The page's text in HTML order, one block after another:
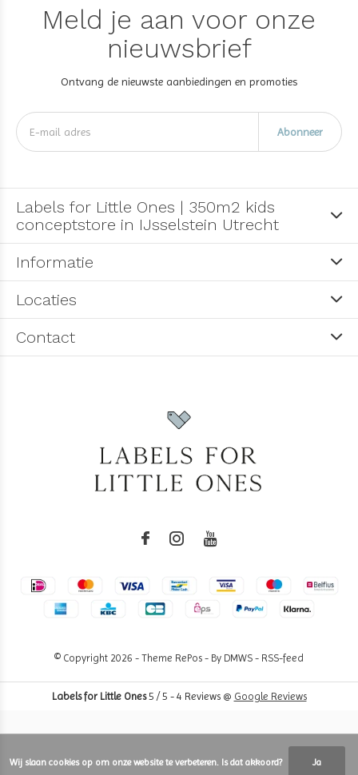
Meld je aan voor onze
nieuwsbrief
Ontvang de nieuwste aanbiedingen en promoties
Abonneer
Labels for Little Ones | 350m2 kids
conceptstore in IJsselstein Utrecht
Informatie
Locaties
Contact
© Copyright 2026 - Theme RePos - By DMWS - RSS-feed
Labels for Little Ones5 / 5 - 4 Reviews @ Google Reviews
Wij slaan cookies op om onze website te verbeteren. Is dat akkoord? Ja